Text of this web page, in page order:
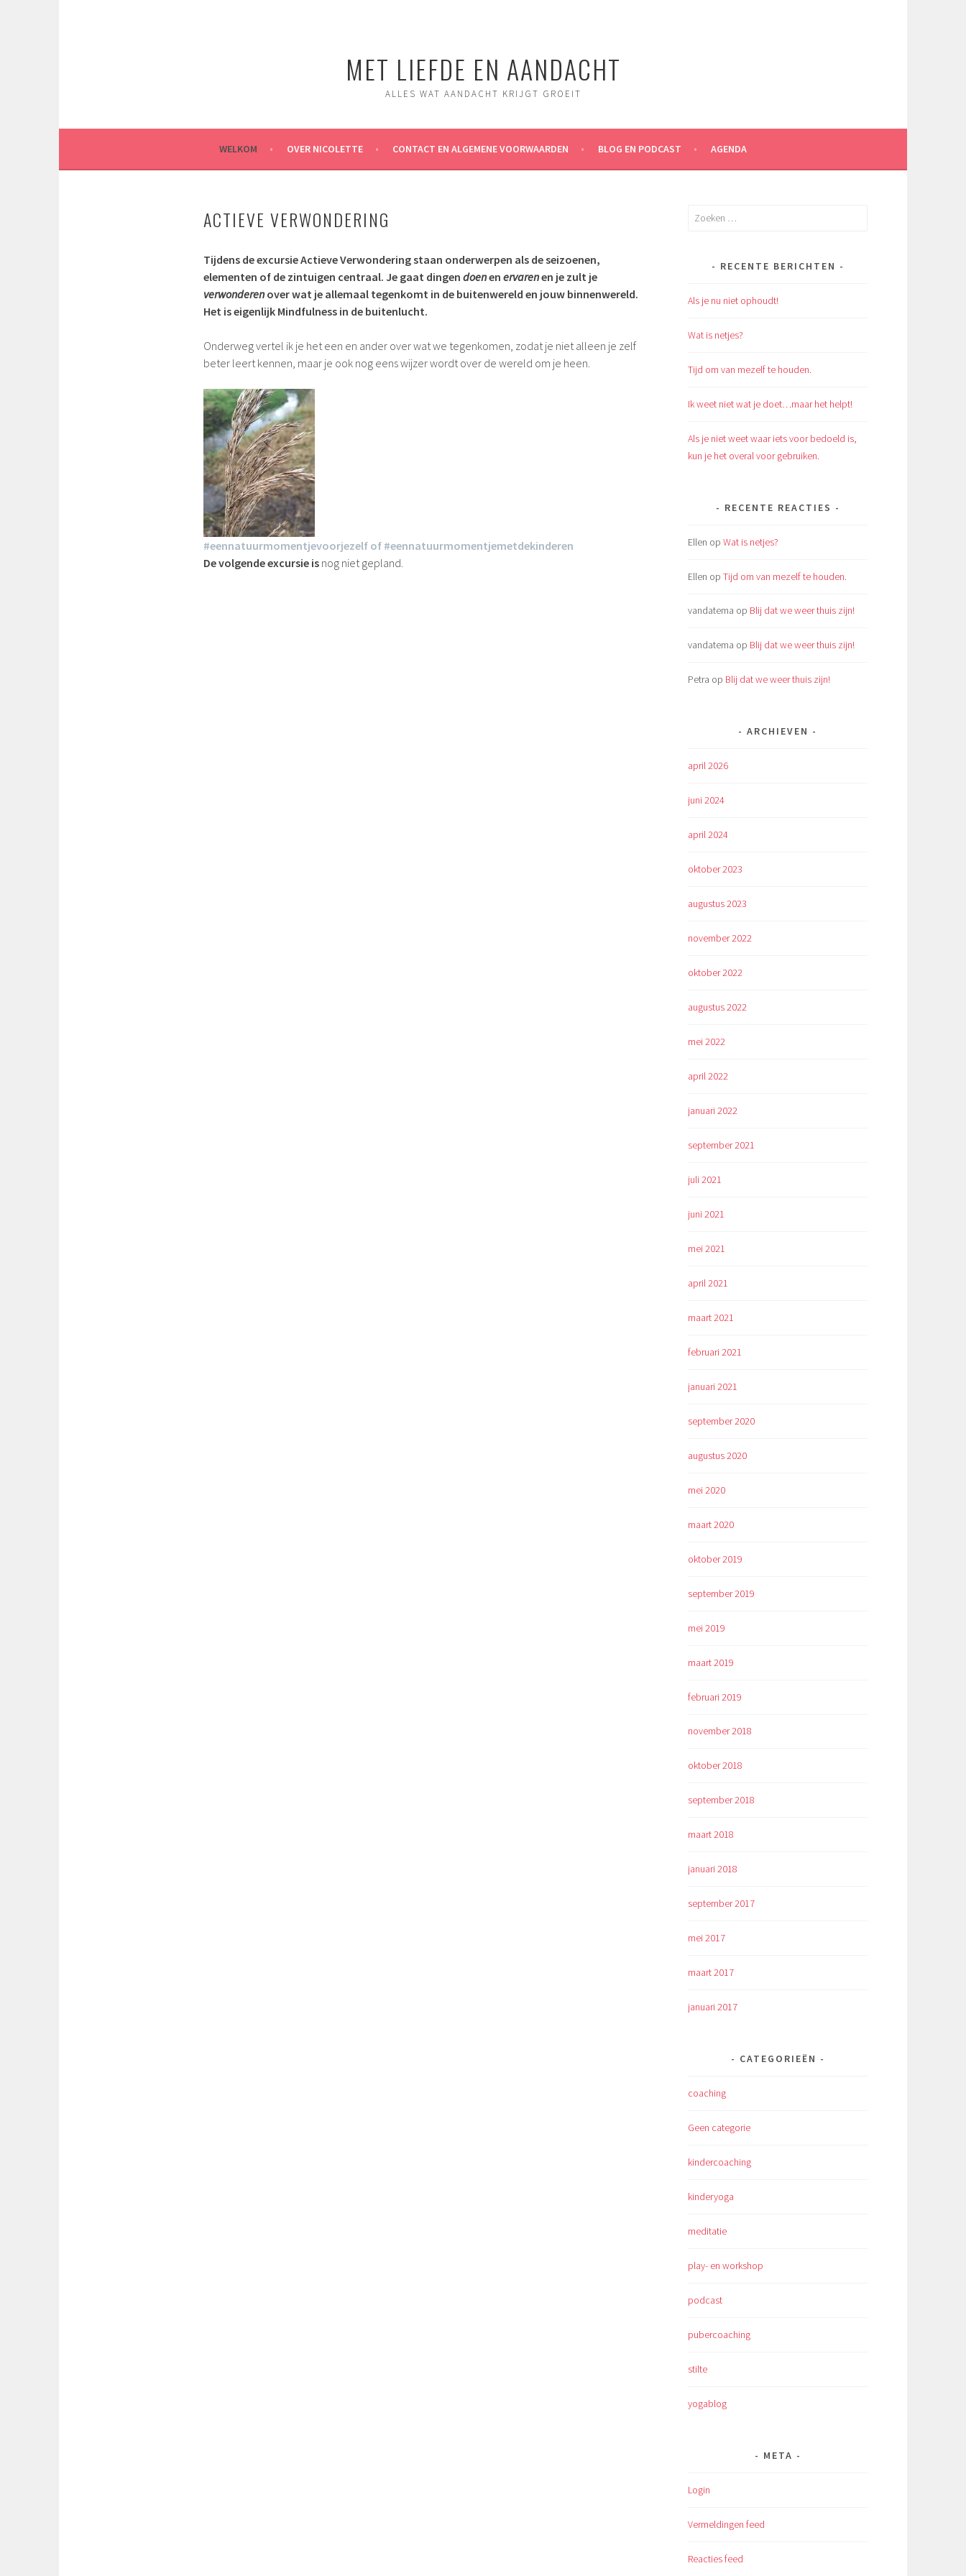
MET LIEFDE EN AANDACHT
ALLES WAT AANDACHT KRIJGT GROEIT
WELKOM OVER NICOLETTE CONTACT EN ALGEMENE VOORWAARDEN BLOG EN PODCAST AGENDA
ACTIEVE VERWONDERING
Tijdens de excursie Actieve Verwondering staan onderwerpen als de seizoenen,
elementen of de zintuigen centraal. Je gaat dingen doenen ervarenen je zult je
verwonderenover wat je allemaal tegenkomt in de buitenwereld en jouw binnenwereld.
Het is eigenlijk Mindfulness in de buitenlucht.
Onderweg vertel ik je het een en ander over wat we tegenkomen, zodat je niet alleen je zelf
beter leert kennen, maar je ook nog eens wijzer wordt over de wereld om je heen.
#eennatuurmomentjevoorjezelf of #eennatuurmomentjemetdekinderen
De volgende excursie is nog niet gepland.
Zoeken
RECENTE BERICHTEN
Als je nu niet ophoudt!
Wat is netjes?
Tijd om van mezelf te houden.
Ik weet niet wat je doet…maar het helpt!
Als je niet weet waar iets voor bedoeld is,
kun je het overal voor gebruiken.
RECENTE REACTIES
Ellen op Wat is netjes?
Ellen op Tijd om van mezelf te houden.
vandatema op Blij dat we weer thuis zijn!
vandatema op Blij dat we weer thuis zijn!
Petra op Blij dat we weer thuis zijn!
ARCHIEVEN
april 2026
juni 2024
april 2024
oktober 2023
augustus 2023
november 2022
oktober 2022
augustus 2022
mei 2022
april 2022
januari 2022
september 2021
juli 2021
juni 2021
mei 2021
april 2021
maart 2021
februari 2021
januari 2021
september 2020
augustus 2020
mei 2020
maart 2020
oktober 2019
september 2019
mei 2019
maart 2019
februari 2019
november 2018
oktober 2018
september 2018
maart 2018
januari 2018
september 2017
mei 2017
maart 2017
januari 2017
CATEGORIEËN
coaching
Geen categorie
kindercoaching
kinderyoga
meditatie
play- en workshop
podcast
pubercoaching
stilte
yogablog
META
Login
Vermeldingen feed
Reacties feed